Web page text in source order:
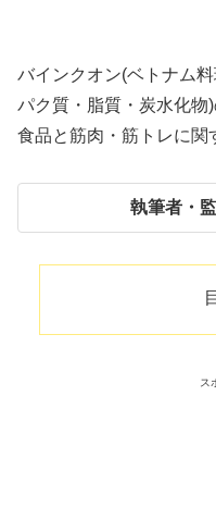
バインクオン(ベトナム
パク質・脂質・炭水化物
食品と筋肉・筋トレに関
執筆者・
ス